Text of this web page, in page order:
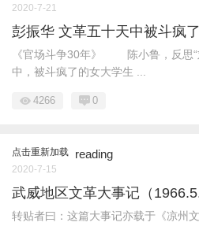
2020-7-21
彭振华 文革五十天中被斗疯
《官场斗争30年》 陈小鲁，反
中，被斗疯了的女大学生 ...
4266 0
点击重新加载 reading
2020-7-15
武威地区文革大事记（
转贴者曰：这篇大事记亦载于《凉州